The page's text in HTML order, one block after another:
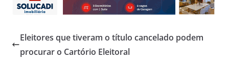
Eleitores que tiveram o título cancelado podem
procurar o Cartório Eleitoral